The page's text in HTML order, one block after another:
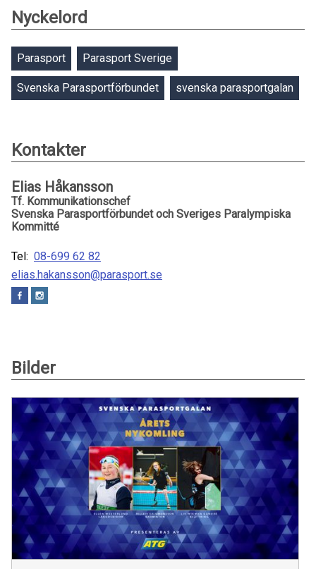
Nyckelord
Parasport Parasport Sverige
Svenska Parasportförbundet svenska parasportgalan
Kontakter
Elias Håkansson
Tf. Kommunikationschef
Svenska Parasportförbundet och Sveriges Paralympiska
Kommitté
Tel: 08-699 62 82
elias.hakansson@parasport.se
Bilder